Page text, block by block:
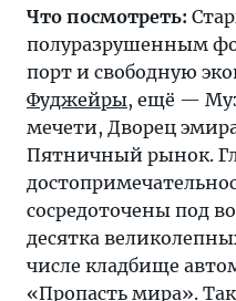
Что посмотреть:
полуразрушенным
порт и свободную
Фуджейры, ещё —
мечети, Дворец
Пятничный рынок.
сосредоточены под
десятка
числе кладбище
«Пропасть мира».